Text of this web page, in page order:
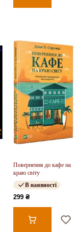
Повернення до кафе на
краю світу
В наявності
299 ₴